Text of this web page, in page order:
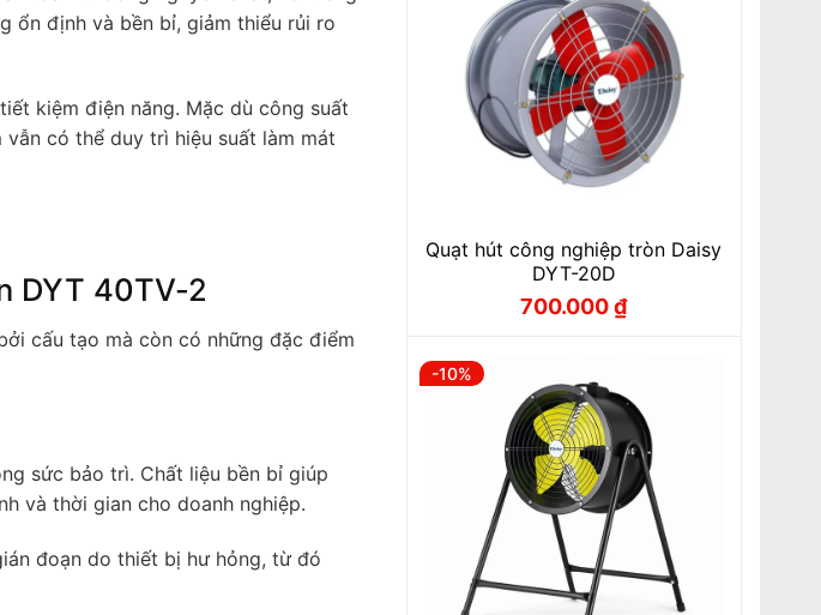
ổn định và bền bỉ, giảm thiểu rủi ro
kiệm điện năng. Mặc dù công suất
có thể duy trì hiệu suất làm mát
DYT 40TV-2
cấu tạo mà còn có những đặc điểm
sức bảo trì. Chất liệu bền bỉ giúp
và thời gian cho doanh nghiệp.
đoạn do thiết bị hư hỏng, từ đó
Quạt hút công nghiệp tròn Daisy
DYT-20D
Giá
700.000₫
Giá
700.000 ₫.
-10%